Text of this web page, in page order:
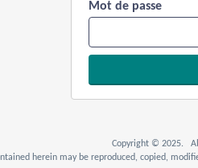
Mot de passe
Copyright © 2025. All
herein may be reproduced, copied,